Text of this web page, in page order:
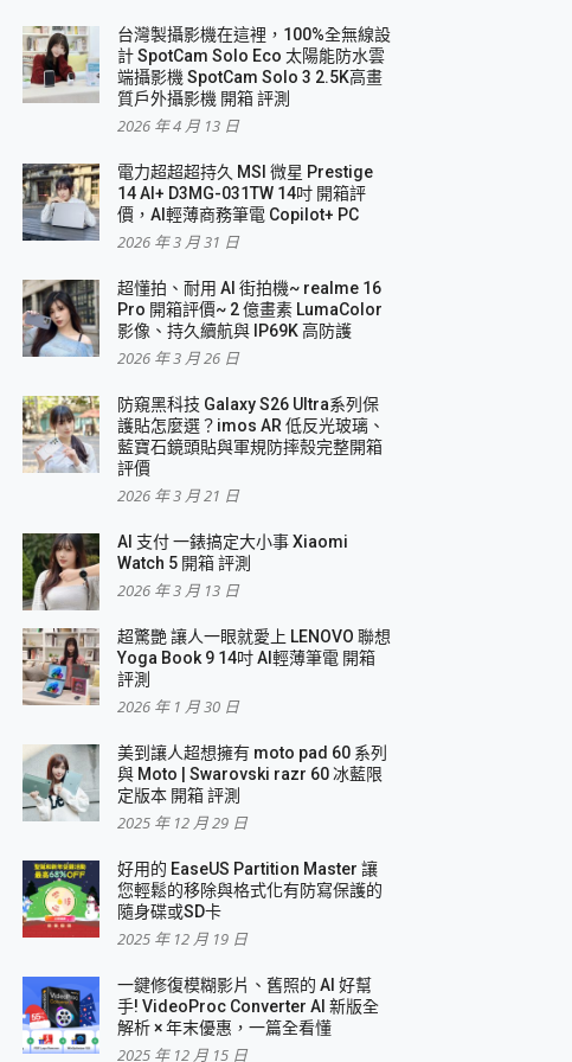
in 1可攜摺疊無線充電器 開箱 評測
很優質
薦
以到處走
開箱 評測
最好的資料救援軟體
測
的美拍神機 vivo V30 Pro
測
簡單
台灣製攝影機在這裡，100%全無線設
計 SpotCam Solo Eco 太陽能防水雲
端攝影機 SpotCam Solo 3 2.5K高畫
質戶外攝影機 開箱 評測
2026 年 4 月 13 日
電力超超超持久 MSI 微星 Prestige
14 AI+ D3MG-031TW 14吋 開箱評
價，AI輕薄商務筆電 Copilot+ PC
2026 年 3 月 31 日
超懂拍、耐用 AI 街拍機~ realme 16
Pro 開箱評價~ 2 億畫素 LumaColor
影像、持久續航與 IP69K 高防護
2026 年 3 月 26 日
防窺黑科技 Galaxy S26 Ultra系列保
護貼怎麼選？imos AR 低反光玻璃、
藍寶石鏡頭貼與軍規防摔殼完整開箱
評價
2026 年 3 月 21 日
AI 支付 一錶搞定大小事 Xiaomi
Watch 5 開箱 評測
2026 年 3 月 13 日
超驚艷 讓人一眼就愛上 LENOVO 聯想
Yoga Book 9 14吋 AI輕薄筆電 開箱
評測
2026 年 1 月 30 日
美到讓人超想擁有 moto pad 60 系列
與 Moto | Swarovski razr 60 冰藍限
定版本 開箱 評測
2025 年 12 月 29 日
好用的 EaseUS Partition Master 讓
您輕鬆的移除與格式化有防寫保護的
隨身碟或SD卡
2025 年 12 月 19 日
一鍵修復模糊影片、舊照的 AI 好幫
手! VideoProc Converter AI 新版全
解析 × 年末優惠，一篇全看懂
2025 年 12 月 15 日